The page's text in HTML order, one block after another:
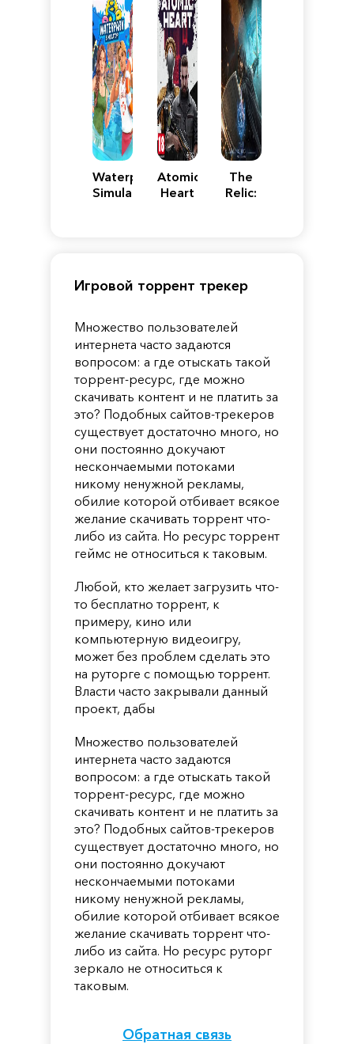
Waterpark
Simulator
Atomic
Heart
The
Relic:
Игровой торрент трекер
Множество пользователей
интернета часто задаются
вопросом: а где отыскать такой
торрент-ресурс, где можно
скачивать контент и не платить за
это? Подобных сайтов-трекеров
существует достаточно много, но
они постоянно докучают
нескончаемыми потоками
никому ненужной рекламы,
обилие которой отбивает всякое
желание скачивать торрент что-
либо из сайта. Но ресурс торрент
геймс не относиться к таковым.
Любой, кто желает загрузить что-
то бесплатно торрент, к
примеру, кино или
компьютерную видеоигру,
может без проблем сделать это
на руторге с помощью торрент.
Власти часто закрывали данный
проект, дабы
Множество пользователей
интернета часто задаются
вопросом: а где отыскать такой
торрент-ресурс, где можно
скачивать контент и не платить за
это? Подобных сайтов-трекеров
существует достаточно много, но
они постоянно докучают
нескончаемыми потоками
никому ненужной рекламы,
обилие которой отбивает всякое
желание скачивать торрент что-
либо из сайта. Но ресурс руторг
зеркало не относиться к
таковым.
Обратная связь